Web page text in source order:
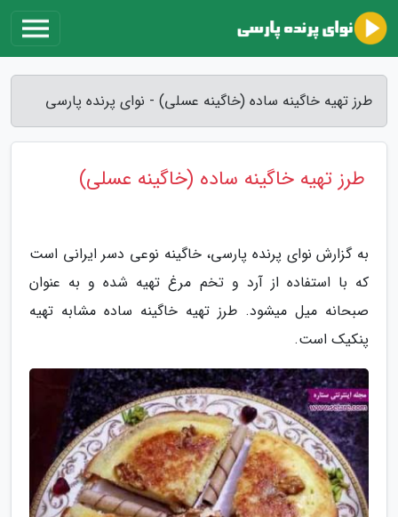
طرز تهیه خاگینه ساده (خاگینه عسلی) - نوای پرنده پارسی
طرز تهیه خاگینه ساده (خاگینه عسلی)
به گزارش نوای پرنده پارسی، خاگینه نوعی دسر ایرانی است
که با استفاده از آرد و تخم مرغ تهیه شده و به عنوان
صبحانه میل میشود. طرز تهیه خاگینه ساده مشابه تهیه
پنکیک است.